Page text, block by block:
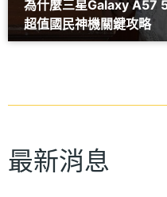
為什麼三星Galaxy A57
超值國民神機關鍵攻略
最新消息